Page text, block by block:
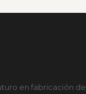
en fabricación de